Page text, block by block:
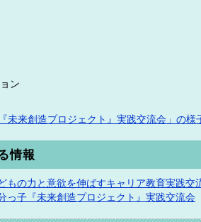
ン
未来創造プロジェクト』実践交流会」の様
情報
もの力と意欲を伸ばすキャリア教育実践交
っ子『未来創造プロジェクト』実践交流会